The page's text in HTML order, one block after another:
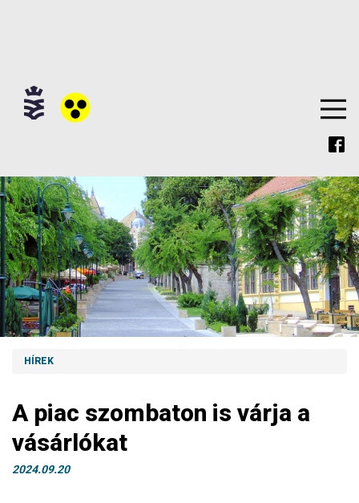
HÍREK
A piac szombaton is várja a
vásárlókat
2024.09.20